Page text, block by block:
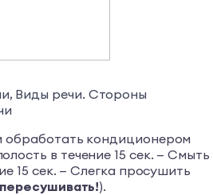
Виды речи. Стороны
кондиционером
в течение 15 сек. — Смыть
15 сек. — Слегка просушить
).